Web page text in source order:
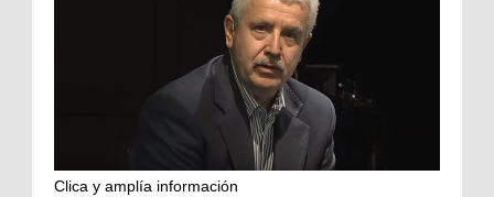
Clica y amplía información